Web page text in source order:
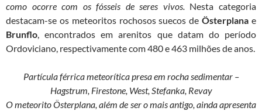
como ocorre com os fósseis de seres vivos.Nesta categoria
destacam-se os meteoritos rochosos suecos deÖsterplana e
Brunflo, encontrados em arenitos que datam do período
Ordoviciano, respectivamente com 480 e 463 milhões de anos.
Partícula férrica meteorítica presa em rocha sedimentar –
Hagstrum, Firestone, West, Stefanka, Revay
O meteorito Österplana, além de ser o mais antigo, ainda apresenta